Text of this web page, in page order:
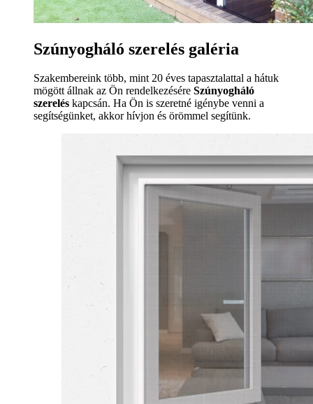
Szúnyogháló szerelés galéria
Szakembereink több, mint 20 éves tapasztalattal a hátuk
mögött állnak az Ön rendelkezésére Szúnyogháló
szerelés kapcsán. Ha Ön is szeretné igénybe venni a
segítségünket, akkor hívjon és örömmel segítünk.